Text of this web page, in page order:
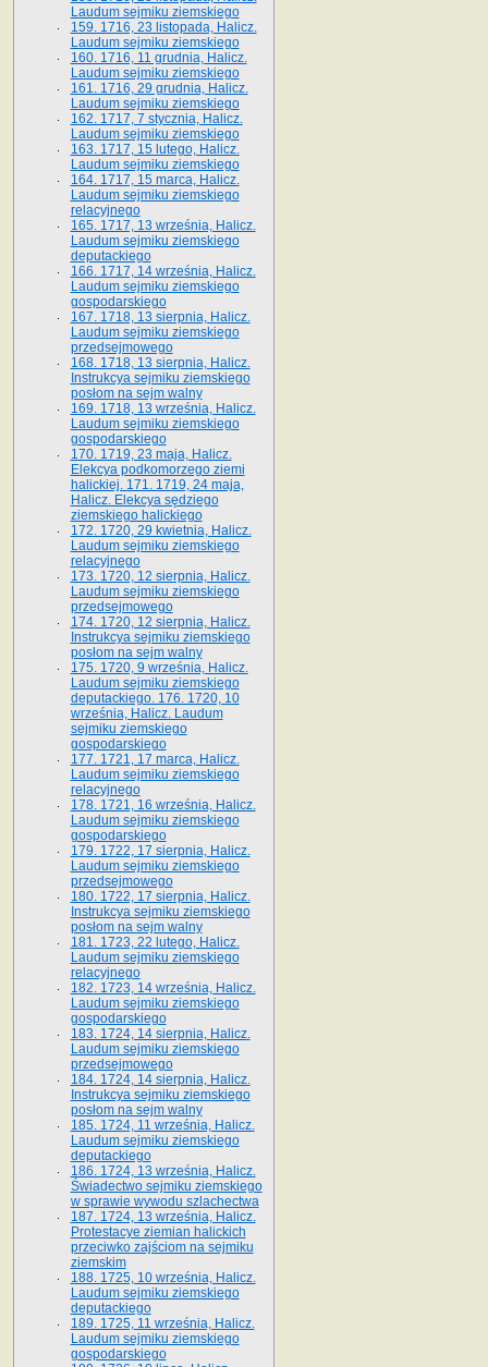
Laudum sejmiku ziemskiego
159. 1716, 23 listopada, Halicz.
Laudum sejmiku ziemskiego
160. 1716, 11 grudnia, Halicz.
Laudum sejmiku ziemskiego
161. 1716, 29 grudnia, Halicz.
Laudum sejmiku ziemskiego
162. 1717, 7 stycznia, Halicz.
Laudum sejmiku ziemskiego
163. 1717, 15 lutego, Halicz.
Laudum sejmiku ziemskiego
164. 1717, 15 marca, Halicz.
Laudum sejmiku ziemskiego
relacyjnego
165. 1717, 13 września, Halicz.
Laudum sejmiku ziemskiego
deputackiego
166. 1717, 14 września, Halicz.
Laudum sejmiku ziemskiego
gospodarskiego
167. 1718, 13 sierpnia, Halicz.
Laudum sejmiku ziemskiego
przedsejmowego
168. 1718, 13 sierpnia, Halicz.
Instrukcya sejmiku ziemskiego
posłom na sejm walny
169. 1718, 13 września, Halicz.
Laudum sejmiku ziemskiego
gospodarskiego
170. 1719, 23 maja, Halicz.
Elekcya podkomorzego ziemi
halickiej. 171. 1719, 24 maja,
Halicz. Elekcya sędziego
ziemskiego halickiego
172. 1720, 29 kwietnia, Halicz.
Laudum sejmiku ziemskiego
relacyjnego
173. 1720, 12 sierpnia, Halicz.
Laudum sejmiku ziemskiego
przedsejmowego
174. 1720, 12 sierpnia, Halicz.
Instrukcya sejmiku ziemskiego
posłom na sejm walny
175. 1720, 9 września, Halicz.
Laudum sejmiku ziemskiego
deputackiego. 176. 1720, 10
września, Halicz. Laudum
sejmiku ziemskiego
gospodarskiego
177. 1721, 17 marca, Halicz.
Laudum sejmiku ziemskiego
relacyjnego
178. 1721, 16 września, Halicz.
Laudum sejmiku ziemskiego
gospodarskiego
179. 1722, 17 sierpnia, Halicz.
Laudum sejmiku ziemskiego
przedsejmowego
180. 1722, 17 sierpnia, Halicz.
Instrukcya sejmiku ziemskiego
posłom na sejm walny
181. 1723, 22 lutego, Halicz.
Laudum sejmiku ziemskiego
relacyjnego
182. 1723, 14 września, Halicz.
Laudum sejmiku ziemskiego
gospodarskiego
183. 1724, 14 sierpnia, Halicz.
Laudum sejmiku ziemskiego
przedsejmowego
184. 1724, 14 sierpnia, Halicz.
Instrukcya sejmiku ziemskiego
posłom na sejm walny
185. 1724, 11 września, Halicz.
Laudum sejmiku ziemskiego
deputackiego
186. 1724, 13 września, Halicz.
Świadectwo sejmiku ziemskiego
w sprawie wywodu szlachectwa
187. 1724, 13 września, Halicz.
Protestacye ziemian halickich
przeciwko zajściom na sejmiku
ziemskim
188. 1725, 10 września, Halicz.
Laudum sejmiku ziemskiego
deputackiego
189. 1725, 11 września, Halicz.
Laudum sejmiku ziemskiego
gospodarskiego